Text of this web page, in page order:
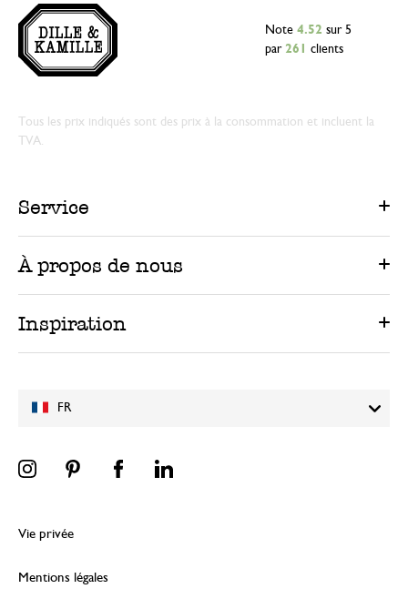
FR
Note 4.52 sur 5
par 261 clients
Tous les prix indiqués sont des prix à la consommation et incluent la
TVA.
Service
À propos de nous
Inspiration
Vie privée
Mentions légales